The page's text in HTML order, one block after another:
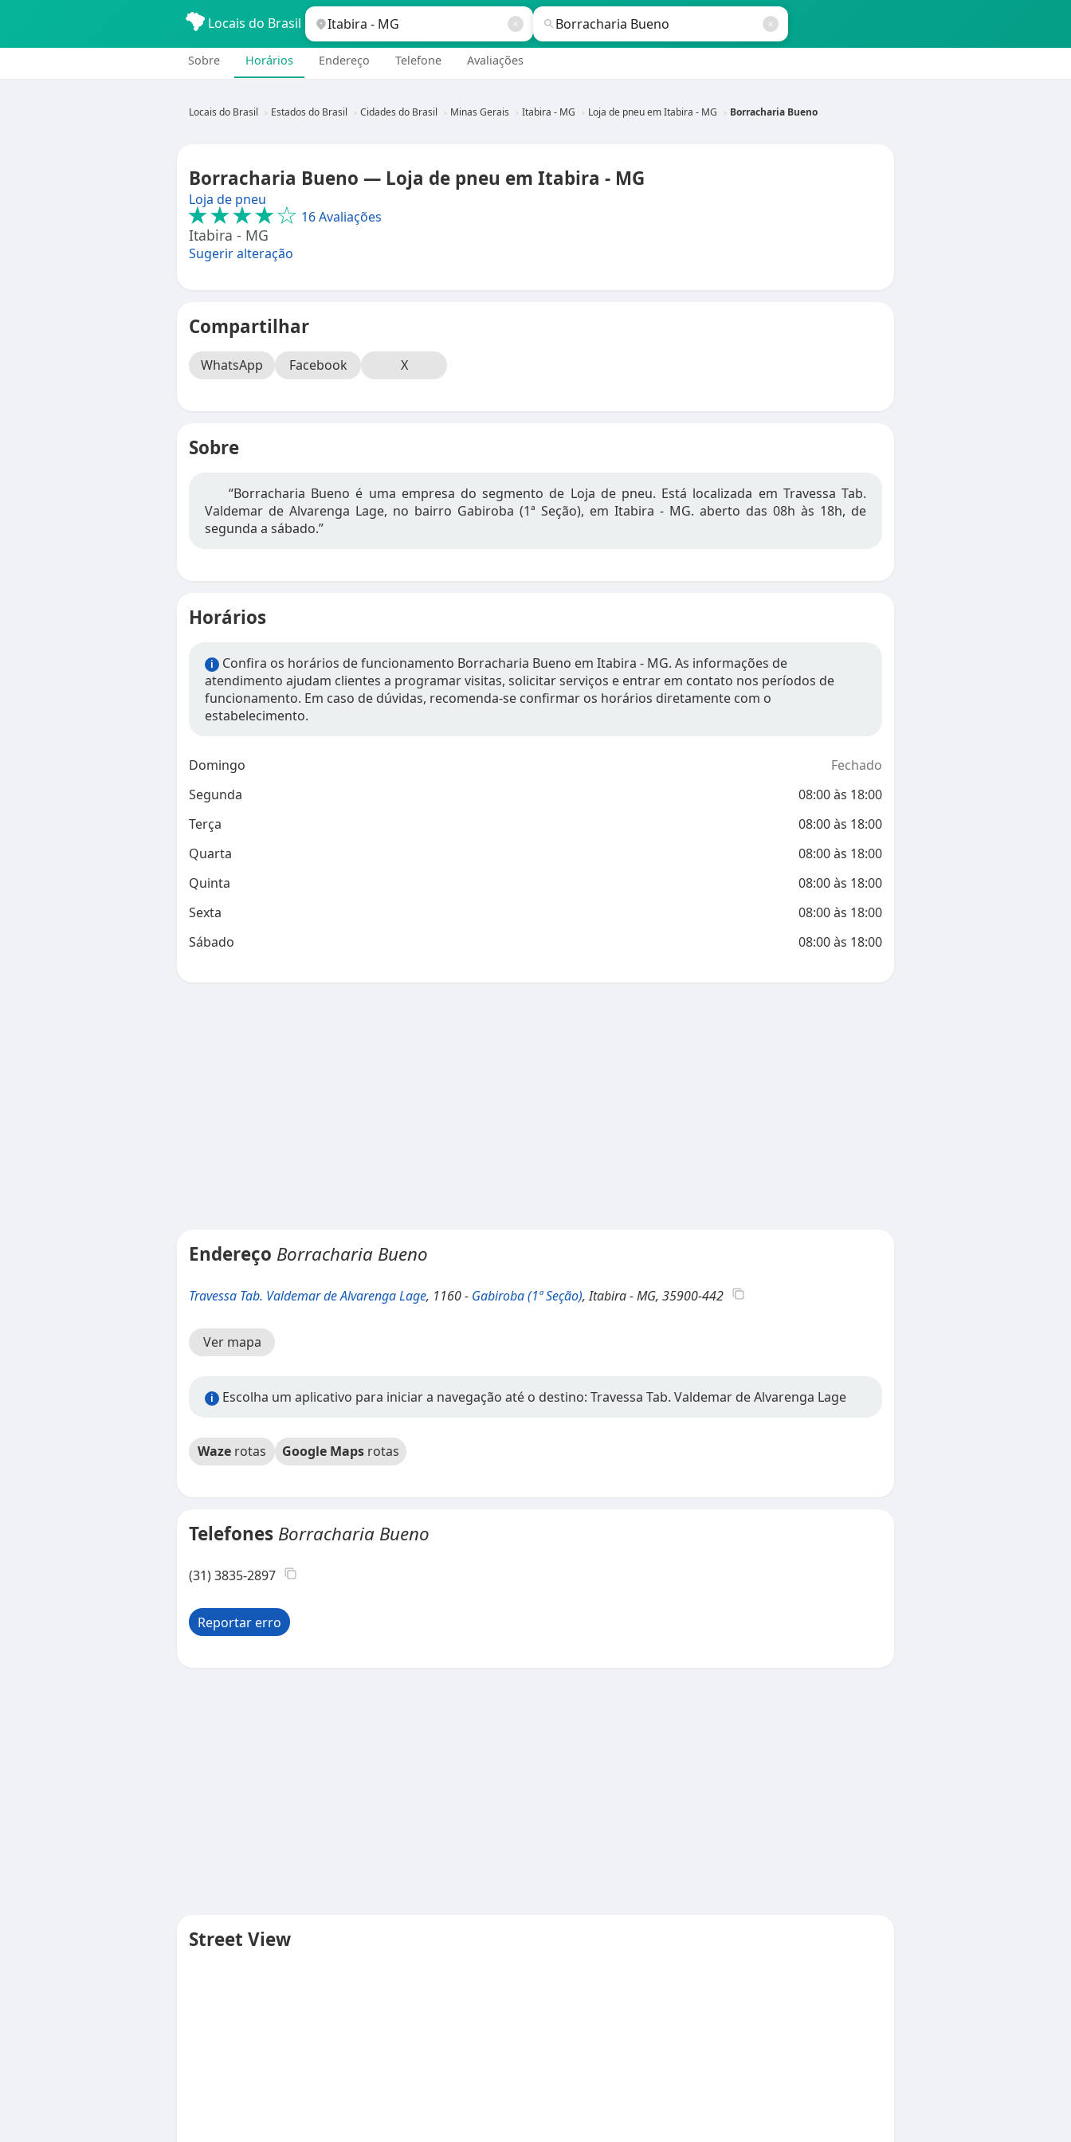
Locais do Brasil
Sobre Horários Endereço Telefone Avaliações
Locais do Brasil Estados do Brasil Cidades do Brasil Minas Gerais Itabira - MG Loja de pneu em Itabira - MG Borracharia Bueno
Borracharia Bueno — Loja de pneu em Itabira - MG
Loja de pneu
★★★★☆ 16 Avaliações
Itabira - MG
Sugerir alteração
Compartilhar
WhatsApp Facebook X
Sobre
“Borracharia Bueno é uma empresa do segmento de Loja de pneu. Está localizada em Travessa Tab.
Valdemar de Alvarenga Lage, no bairro Gabiroba (1ª Seção), em Itabira - MG. aberto das 08h às 18h, de
segunda a sábado.”
Horários
i
Confira os horários de funcionamento Borracharia Bueno em Itabira - MG. As informações de
atendimento ajudam clientes a programar visitas, solicitar serviços e entrar em contato nos períodos de
funcionamento. Em caso de dúvidas, recomenda-se confirmar os horários diretamente com o
estabelecimento.
Domingo
Fechado
Segunda
08:00às 18:00
Terça
08:00às 18:00
Quarta
08:00às 18:00
Quinta
08:00às 18:00
Sexta
08:00às 18:00
Sábado
08:00às 18:00
Endereço Borracharia Bueno
Travessa Tab. Valdemar de Alvarenga Lage, 1160 - Gabiroba (1ª Seção), Itabira - MG, 35900-442
Ver mapa
i Escolha um aplicativo para iniciar a navegação até o destino: Travessa Tab. Valdemar de Alvarenga Lage
Waze rotas Google Maps rotas
Telefones Borracharia Bueno
(31) 3835-2897
Reportar erro
Street View